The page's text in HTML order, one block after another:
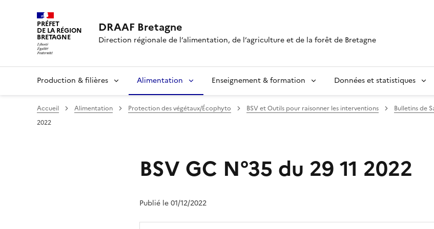
PRÉFET
DE LA RÉGION
BRETAGNE
DRAAF Bretagne
Direction régionale de l’alimentation, de l’agriculture et de la forêt de Bretagne
Production & filières Alimentation Enseignement & formation Données et statistiques
Accueil Alimentation Protection des végétaux/Écophyto BSV et Outils pour raisonner les interventions Bulletins de
2022
BSV GC N°35 du 29 11 2022
Publié le 01/12/2022